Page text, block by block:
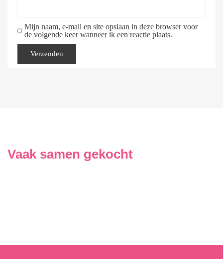
Mijn naam, e-mail en site opslaan in deze browser voor
de volgende keer wanneer ik een reactie plaats.
Vaak samen gekocht